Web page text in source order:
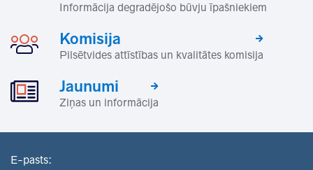
Informācija degradējošo būvju īpašniekiem
Komisija
Pilsētvides attīstības un kvalitātes komisija
Jaunumi
Ziņas un informācija
E-pasts: